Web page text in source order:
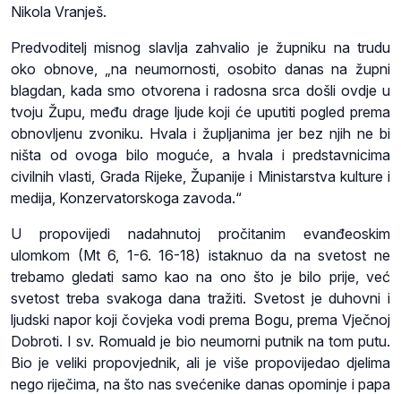
Nikola Vranješ.
Predvoditelj misnog slavlja zahvalio je župniku na trudu
oko obnove, „na neumornosti, osobito danas na župni
blagdan, kada smo otvorena i radosna srca došli ovdje u
tvoju Župu, među drage ljude koji će uputiti pogled prema
obnovljenu zvoniku. Hvala i župljanima jer bez njih ne bi
ništa od ovoga bilo moguće, a hvala i predstavnicima
civilnih vlasti, Grada Rijeke, Županije i Ministarstva kulture i
medija, Konzervatorskoga zavoda.“
U propovijedi nadahnutoj pročitanim evanđeoskim
ulomkom (Mt 6, 1-6. 16-18) istaknuo da na svetost ne
trebamo gledati samo kao na ono što je bilo prije, već
svetost treba svakoga dana tražiti. Svetost je duhovni i
ljudski napor koji čovjeka vodi prema Bogu, prema Vječnoj
Dobroti. I sv. Romuald je bio neumorni putnik na tom putu.
Bio je veliki propovjednik, ali je više propovijedao djelima
nego riječima, na što nas svećenike danas opominje i papa